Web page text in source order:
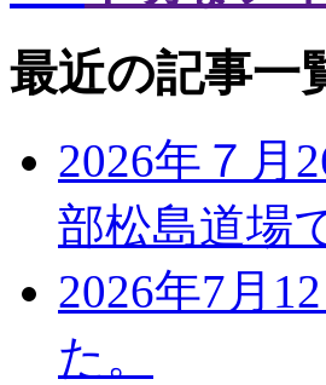
最近の記事一
2026年７月
部松島道場
2026年7月
た。